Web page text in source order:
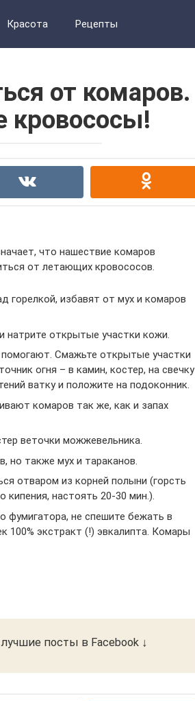
Красота Рецепты
от комаров.
что нашествие комаров
от летающих кровососов.
горелкой, избавят от мух и комаров
натрите открытые участки кожи.
помогают. Смажьте открытые участки
огня – в камин, костер, на свечку
ватку и положите на подоконник.
комаров так же, как и запах
веточки можжевельника.
но также мух и тараканов.
отваром из корней полыни (горсть
кипения, настоять 20-30 мин.).
фумигатора, не спешите бежать в
100% экстракт (!) эвкалипта. Комары
посты в Facebook ↓